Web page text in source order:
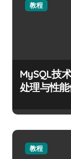
教程
MySQL技
处理与性
教程